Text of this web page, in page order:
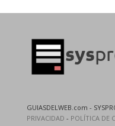
GUIASDELWEB.com -
PRIVACIDAD - POLÍTICA DE